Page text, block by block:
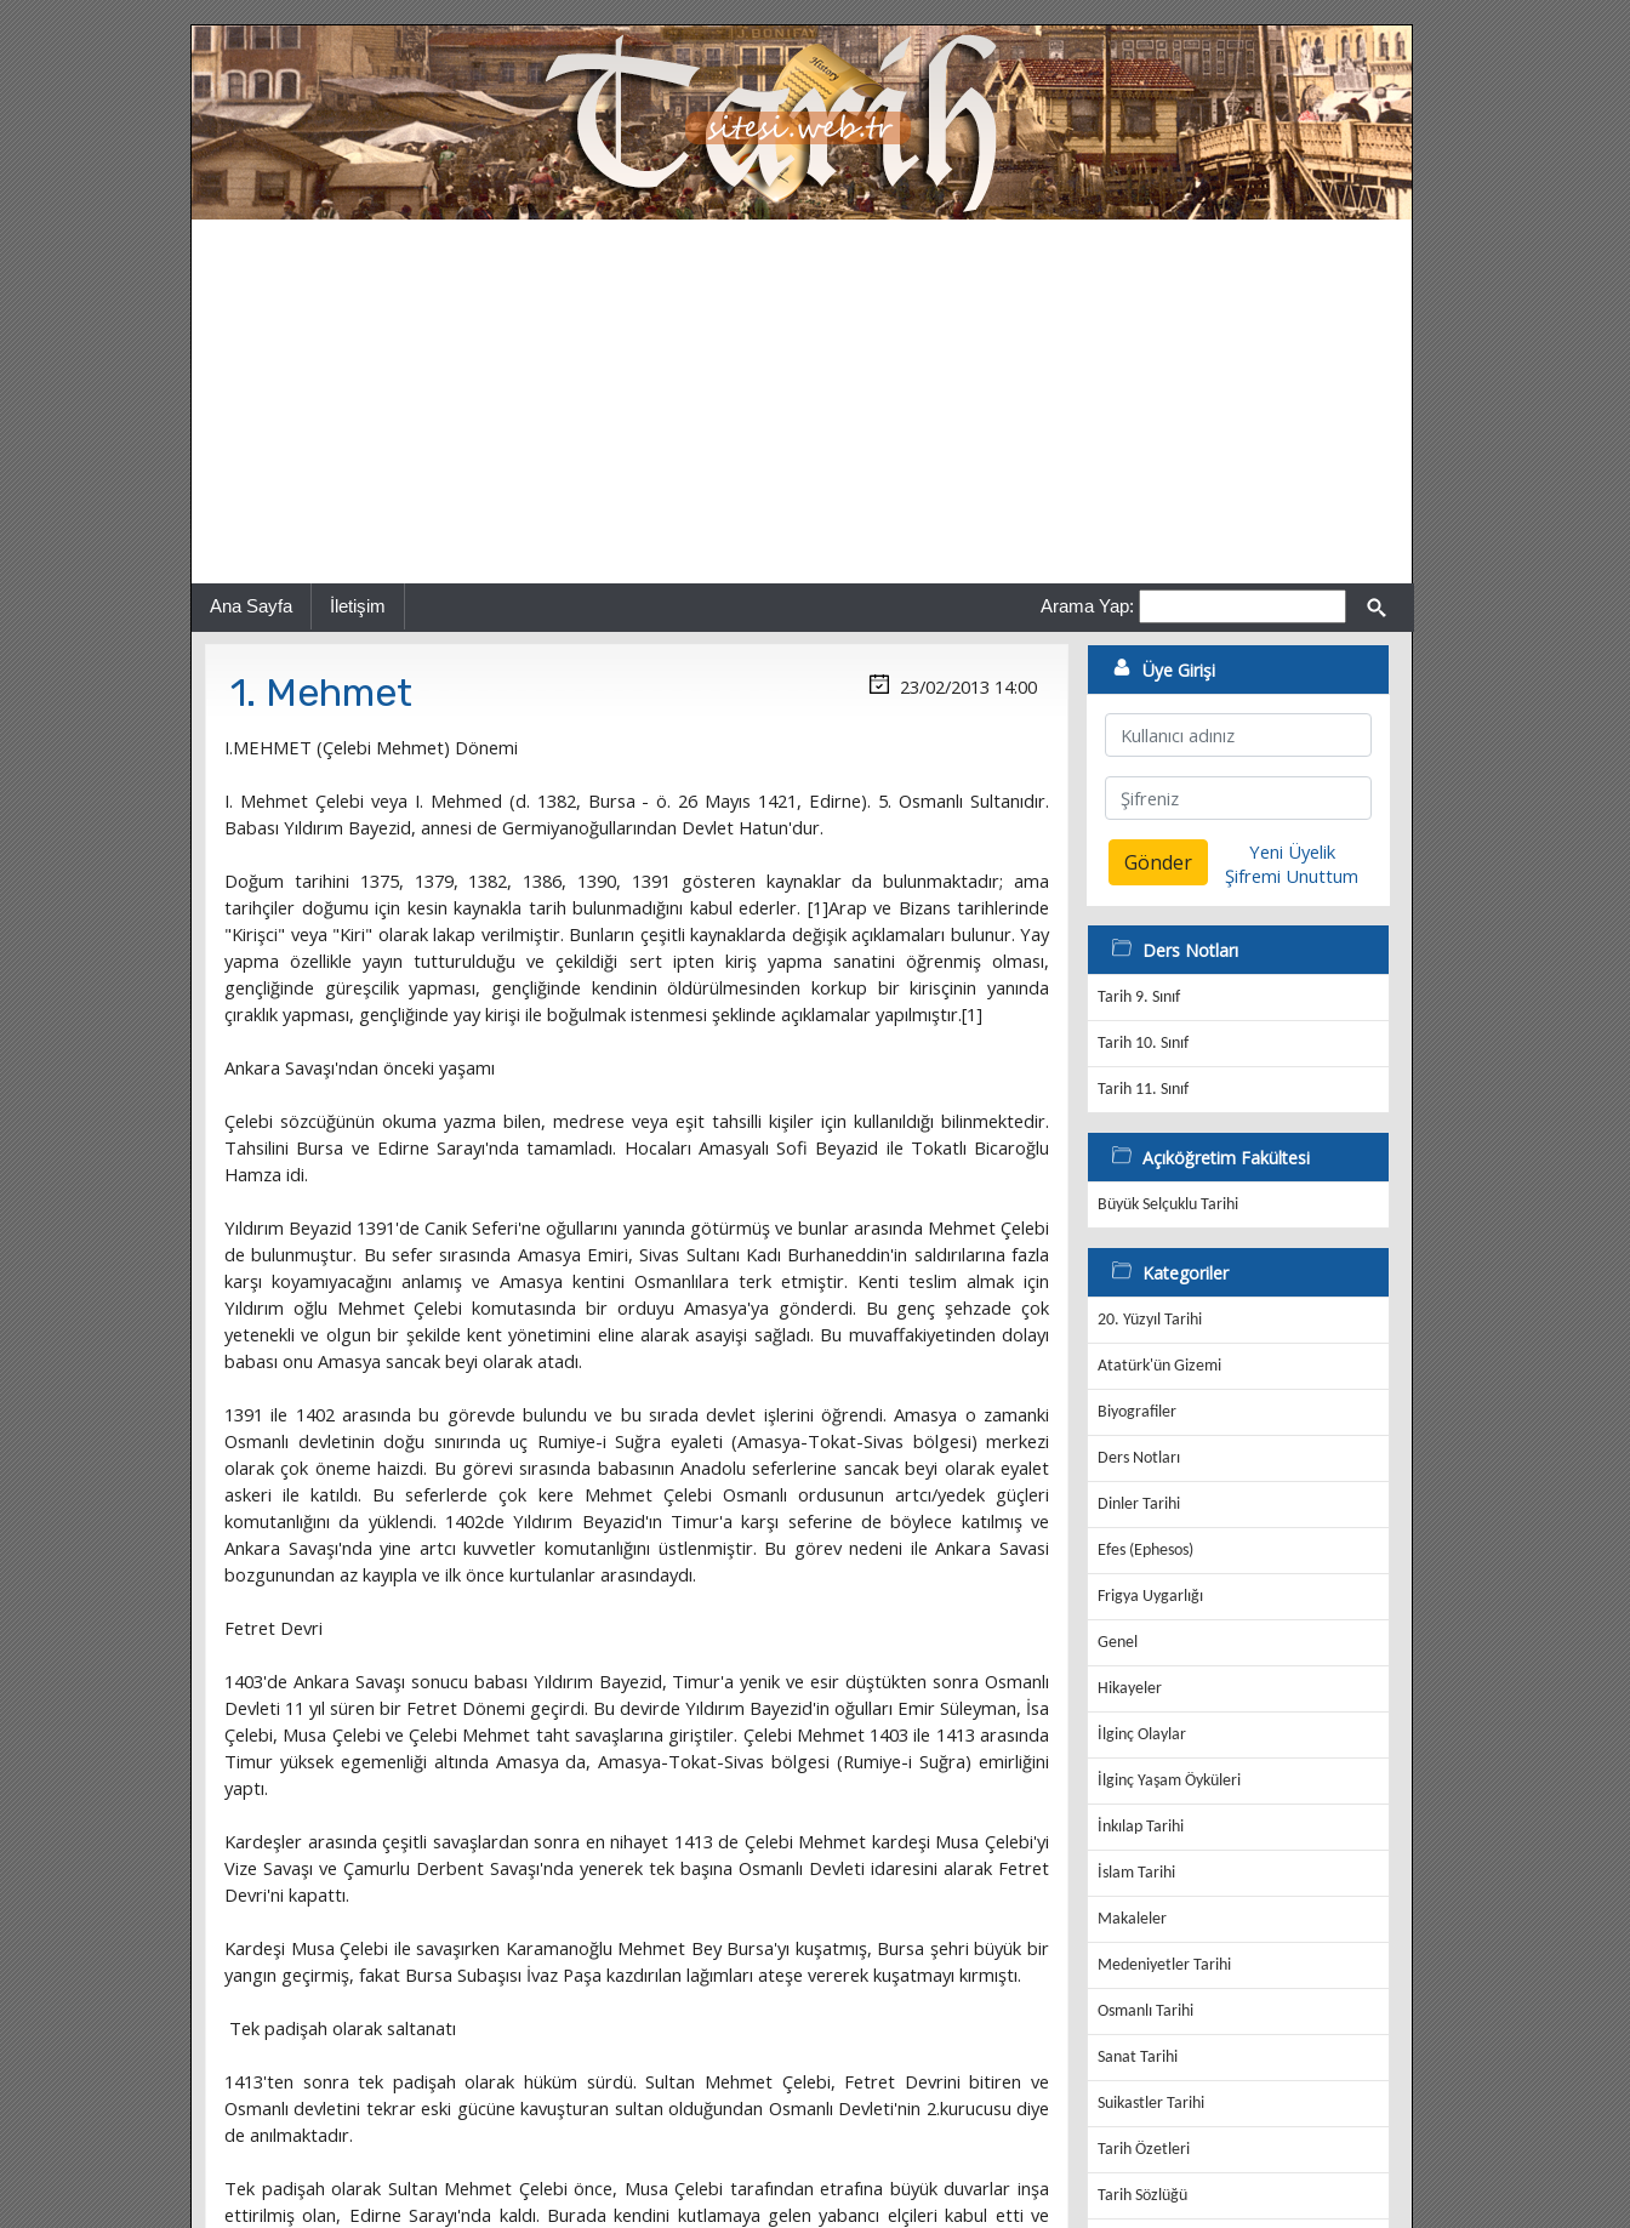
Ana Sayfa İletişim Arama Yap:
1. Mehmet 23/02/2013 14:00
I.MEHMET (Çelebi Mehmet) Dönemi
I. Mehmet Çelebi veya I. Mehmed (d. 1382, Bursa - ö. 26 Mayıs 1421, Edirne). 5. Osmanlı Sultanıdır.
Babası Yıldırım Bayezid, annesi de Germiyanoğullarından Devlet Hatun'dur.
Doğum tarihini 1375, 1379, 1382, 1386, 1390, 1391 gösteren kaynaklar da bulunmaktadır; ama
tarihçiler doğumu için kesin kaynakla tarih bulunmadığını kabul ederler. [1]Arap ve Bizans tarihlerinde
"Kirişci" veya "Kiri" olarak lakap verilmiştir. Bunların çeşitli kaynaklarda değişik açıklamaları bulunur. Yay
yapma özellikle yayın tutturulduğu ve çekildiği sert ipten kiriş yapma sanatini öğrenmiş olması,
gençliğinde güreşcilik yapması, gençliğinde kendinin öldürülmesinden korkup bir kirisçinin yanında
çıraklık yapması, gençliğinde yay kirişi ile boğulmak istenmesi şeklinde açıklamalar yapılmıştır.[1]
Ankara Savaşı'ndan önceki yaşamı
Çelebi sözcüğünün okuma yazma bilen, medrese veya eşit tahsilli kişiler için kullanıldığı bilinmektedir.
Tahsilini Bursa ve Edirne Sarayı'nda tamamladı. Hocaları Amasyalı Sofi Beyazid ile Tokatlı Bicaroğlu
Hamza idi.
Yıldırım Beyazid 1391'de Canik Seferi'ne oğullarını yanında götürmüş ve bunlar arasında Mehmet Çelebi
de bulunmuştur. Bu sefer sırasında Amasya Emiri, Sivas Sultanı Kadı Burhaneddin'in saldırılarına fazla
karşı koyamıyacağını anlamış ve Amasya kentini Osmanlılara terk etmiştir. Kenti teslim almak için
Yıldırım oğlu Mehmet Çelebi komutasında bir orduyu Amasya'ya gönderdi. Bu genç şehzade çok
yetenekli ve olgun bir şekilde kent yönetimini eline alarak asayişi sağladı. Bu muvaffakiyetinden dolayı
babası onu Amasya sancak beyi olarak atadı.
1391 ile 1402 arasında bu görevde bulundu ve bu sırada devlet işlerini öğrendi. Amasya o zamanki
Osmanlı devletinin doğu sınırında uç Rumiye-i Suğra eyaleti (Amasya-Tokat-Sivas bölgesi) merkezi
olarak çok öneme haizdi. Bu görevi sırasında babasının Anadolu seferlerine sancak beyi olarak eyalet
askeri ile katıldı. Bu seferlerde çok kere Mehmet Çelebi Osmanlı ordusunun artcı/yedek güçleri
komutanlığını da yüklendi. 1402de Yıldırım Beyazid'ın Timur'a karşı seferine de böylece katılmış ve
Ankara Savaşı'nda yine artcı kuvvetler komutanlığını üstlenmiştir. Bu görev nedeni ile Ankara Savasi
bozgunundan az kayıpla ve ilk önce kurtulanlar arasındaydı.
Fetret Devri
1403'de Ankara Savaşı sonucu babası Yıldırım Bayezid, Timur'a yenik ve esir düştükten sonra Osmanlı
Devleti 11 yıl süren bir Fetret Dönemi geçirdi. Bu devirde Yıldırım Bayezid'in oğulları Emir Süleyman, İsa
Çelebi, Musa Çelebi ve Çelebi Mehmet taht savaşlarına giriştiler. Çelebi Mehmet 1403 ile 1413 arasında
Timur yüksek egemenliği altında Amasya da, Amasya-Tokat-Sivas bölgesi (Rumiye-i Suğra) emirliğini
yaptı.
Kardeşler arasında çeşitli savaşlardan sonra en nihayet 1413 de Çelebi Mehmet kardeşi Musa Çelebi'yi
Vize Savaşı ve Çamurlu Derbent Savaşı'nda yenerek tek başına Osmanlı Devleti idaresini alarak Fetret
Devri'ni kapattı.
Kardeşi Musa Çelebi ile savaşırken Karamanoğlu Mehmet Bey Bursa'yı kuşatmış, Bursa şehri büyük bir
yangın geçirmiş, fakat Bursa Subaşısı İvaz Paşa kazdırılan lağımları ateşe vererek kuşatmayı kırmıştı.
Tek padişah olarak saltanatı
1413'ten sonra tek padişah olarak hüküm sürdü. Sultan Mehmet Çelebi, Fetret Devrini bitiren ve
Osmanlı devletini tekrar eski gücüne kavuşturan sultan olduğundan Osmanlı Devleti'nin 2.kurucusu diye
de anılmaktadır.
Tek padişah olarak Sultan Mehmet Çelebi önce, Musa Çelebi tarafından etrafına büyük duvarlar inşa
ettirilmiş olan, Edirne Sarayı'nda kaldı. Burada kendini kutlamaya gelen yabancı elçileri kabul etti ve
Üye Girişi
Gönder
Yeni Üyelik
Şifremi Unuttum
Ders Notları
Tarih 9. Sınıf
Tarih 10. Sınıf
Tarih 11. Sınıf
Açıköğretim Fakültesi
Büyük Selçuklu Tarihi
Kategoriler
20. Yüzyıl Tarihi
Atatürk'ün Gizemi
Biyografiler
Ders Notları
Dinler Tarihi
Efes (Ephesos)
Frigya Uygarlığı
Genel
Hikayeler
İlginç Olaylar
İlginç Yaşam Öyküleri
İnkılap Tarihi
İslam Tarihi
Makaleler
Medeniyetler Tarihi
Osmanlı Tarihi
Sanat Tarihi
Suikastler Tarihi
Tarih Özetleri
Tarih Sözlüğü